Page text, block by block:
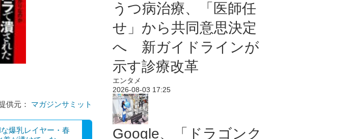
供元： マガジンサミット
な爆乳レイヤー・春
うつ病治療、「医師任
せ」から共同意思決定
へ 新ガイドラインが
示す診療改革
エンタメ
2026-08-03 17:25
Google、「ドラゴンク